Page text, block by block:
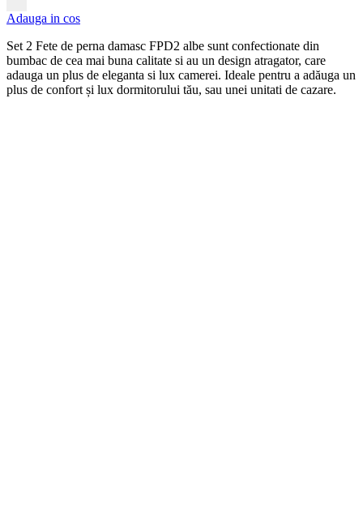
Adauga in cos
Set 2 Fete de perna damasc FPD2 albe sunt confectionate din
bumbac de cea mai buna calitate si au un design atragator, care
adauga un plus de eleganta si lux camerei. Ideale pentru a adăuga un
plus de confort și lux dormitorului tău, sau unei unitati de cazare.